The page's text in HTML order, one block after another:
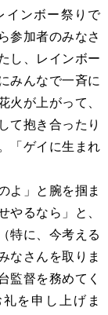
インボー祭りで
参加者のみなさ
し、レインボー
みんなで一斉に
が上がって、
て抱き合ったり
「ゲイに生まれ
よ」と腕を掴ま
やるなら」と、
特に、今考える
なさんを取りま
監督を務めてく
を申し上げま